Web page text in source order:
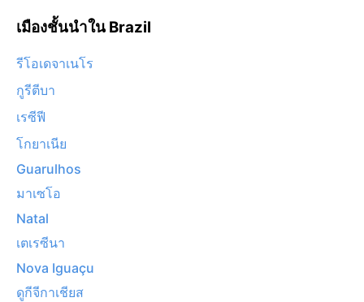
เมืองชั้นนำใน Brazil
รีโอเดจาเนโร
กูรีตีบา
เรซีฟี
โกยาเนีย
Guarulhos
มาเซโอ
Natal
เตเรซีนา
Nova Iguaçu
ดูกีจีกาเชียส